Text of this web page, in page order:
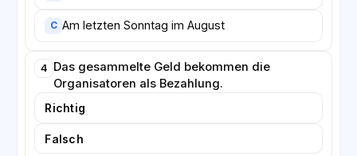
C Am letzten Sonntag im August
4 Das gesammelte Geld bekommen die
Organisatoren als Bezahlung.
Richtig
Falsch